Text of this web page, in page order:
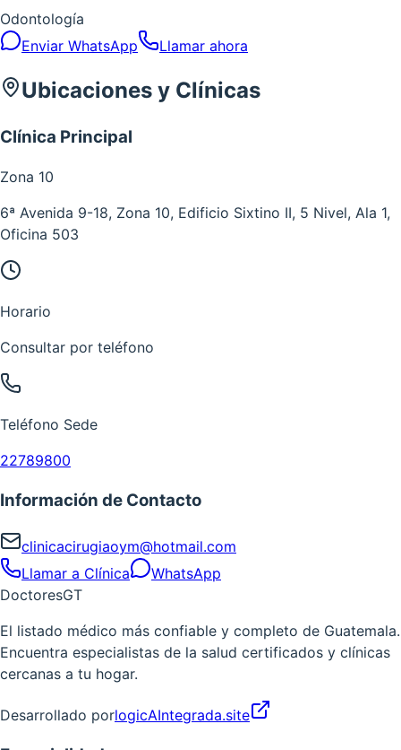
Odontología
Enviar WhatsApp
Llamar ahora
Ubicaciones y Clínicas
Clínica Principal
Zona 10
6ª Avenida 9-18, Zona 10, Edificio Sixtino II, 5 Nivel, Ala 1,
Oficina 503
Horario
Consultar por teléfono
Teléfono Sede
22789800
Información de Contacto
clinicacirugiaoym@hotmail.com
Llamar a Clínica
WhatsApp
DoctoresGT
El listado médico más confiable y completo de Guatemala.
Encuentra especialistas de la salud certificados y clínicas
cercanas a tu hogar.
Desarrollado porlogicAIntegrada.site